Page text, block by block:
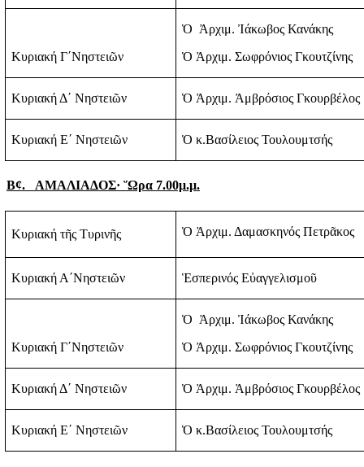
Κυριακή Γ΄Νηστειῶν
Ὁ Ἀρχιμ. Ἰάκωβος Κανάκης
Ὁ Ἀρχιμ. Σωφρόνιος Γκουτζίνης
Κυριακή Δ΄ Νηστειῶν Ὁ Ἀρχιμ. Ἀμβρόσιος Γκουρβέλος
Κυριακή Ε΄ Νηστειῶν Ὁ κ.Βασίλειος Τουλουμτσής
Β¢. ΑΜΑΛΙΑΔΟΣ· ῞Ωρα 7.00μ.μ.
Κυριακή τῆς Τυρινῆς Ὁ Ἀρχιμ. Δαμασκηνός Πετρᾶκος
Κυριακή Α΄Νηστειῶν Ἑσπερινός Εὐαγγελισμοῦ
Κυριακή Γ΄Νηστειῶν
Ὁ Ἀρχιμ. Ἰάκωβος Κανάκης
Ὁ Ἀρχιμ. Σωφρόνιος Γκουτζίνης
Κυριακή Δ΄ Νηστειῶν Ὁ Ἀρχιμ. Ἀμβρόσιος Γκουρβέλος
Κυριακή Ε΄ Νηστειῶν Ὁ κ.Βασίλειος Τουλουμτσής